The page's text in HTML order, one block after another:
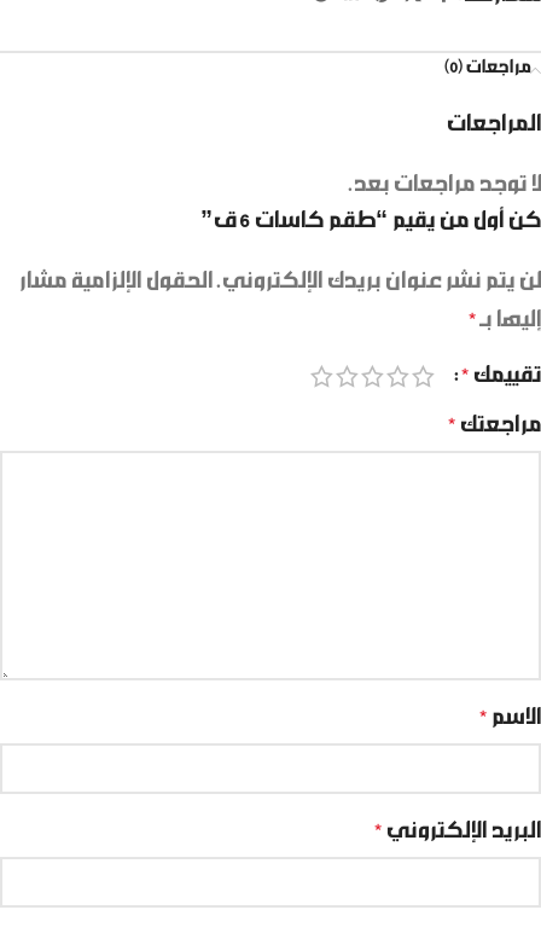
مراجعات (0)
المراجعات
لا توجد مراجعات بعد.
كن أول من يقيم “طقم كاسات 6 ق”
لن يتم نشر عنوان بريدك الإلكتروني. الحقول الإلزامية مشار
إليها بـ *
تقييمك *
مراجعتك *
الاسم *
البريد الإلكتروني *